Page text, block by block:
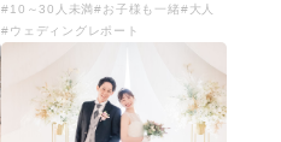
#10～30人未満#お子様も一緒#大人
#ウェディングレポート